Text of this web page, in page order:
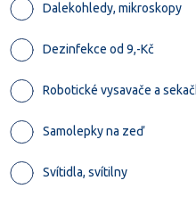
Dalekohledy, mikroskopy
Dezinfekce od 9,-Kč
Robotické vysavače a
Samolepky na zeď
Svítidla, svítilny